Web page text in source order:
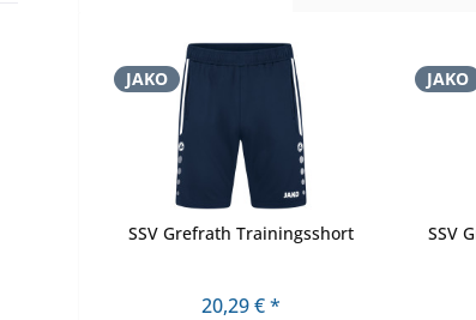
JAKO
SSV Grefrath Trainingsshort
20,29 € *
JAKO
SSV